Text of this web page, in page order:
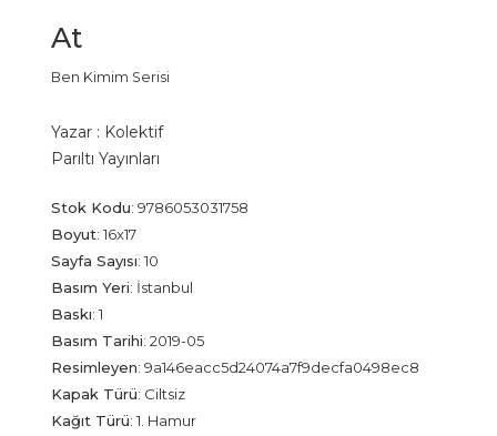
At
Ben Kimim Serisi
Yazar : Kolektif
Parıltı Yayınları
Stok Kodu: 9786053031758
Boyut: 16x17
Sayfa Sayısı: 10
Basım Yeri: İstanbul
Baskı: 1
Basım Tarihi: 2019-05
Resimleyen: 9a146eacc5d24074a7f9decfa0498ec8
Kapak Türü: Ciltsiz
Kağıt Türü: 1. Hamur